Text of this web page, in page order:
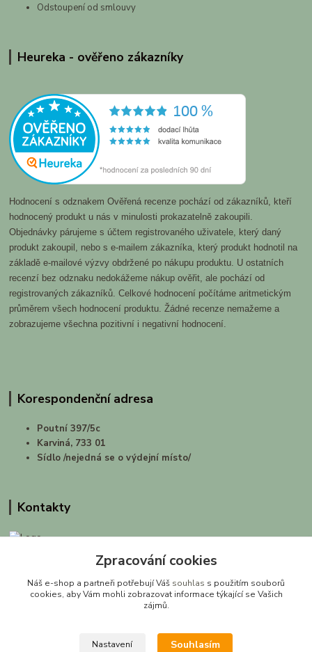
Odstoupení od smlouvy
Heureka - ověřeno zákazníky
Hodnocení s odznakem Ověřená recenze pochází od zákazníků, kteří
hodnocený produkt u nás v minulosti prokazatelně zakoupili.
Objednávky párujeme s účtem registrovaného uživatele, který daný
produkt zakoupil, nebo s e-mailem zákazníka, který produkt hodnotil na
základě e-mailové výzvy obdržené po nákupu produktu. U ostatních
recenzí bez odznaku nedokážeme nákup ověřit, ale pochází od
registrovaných zákazníků. Celkové hodnocení počítáme aritmetickým
průměrem všech hodnocení produktu. Žádné recenze nemažeme a
zobrazujeme všechna pozitivní i negativní hodnocení.
Korespondenční adresa
Poutní 397/5c
Karviná, 733 01
Sídlo /nejedná se o výdejní místo/
Kontakty
Gabriela Pawlasová Koppová
Zpracování cookies
Náš e-shop a partneři potřebují Váš souhlas s použitím souborů
cookies, aby Vám mohli zobrazovat informace týkající se Vašich
zájmů.
Nastavení Souhlasím